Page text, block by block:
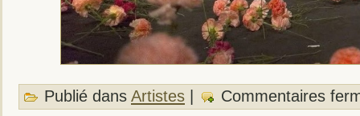
Publié dans Artistes Commentaires